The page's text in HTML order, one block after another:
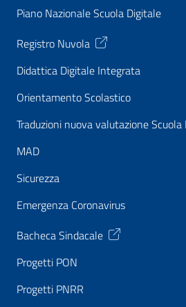
Piano Nazionale Scuola Digitale
Registro Nuvola
Didattica Digitale Integrata
Orientamento Scolastico
Traduzioni nuova valutazione Scuola
MAD
Sicurezza
Emergenza Coronavirus
Bacheca Sindacale
Progetti PON
Progetti PNRR